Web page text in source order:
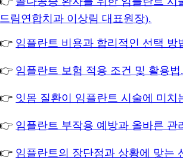
드림연합치과 이상림 대표원장).
👉 임플란트 비용과 합리적인 선택 방
👉 임플란트 보험 적용 조건 및 활용법.
👉 잇몸 질환이 임플란트 시술에 미치
👉 임플란트 부작용 예방과 올바른 관
👉 임플란트의 장단점과 상황에 맞는